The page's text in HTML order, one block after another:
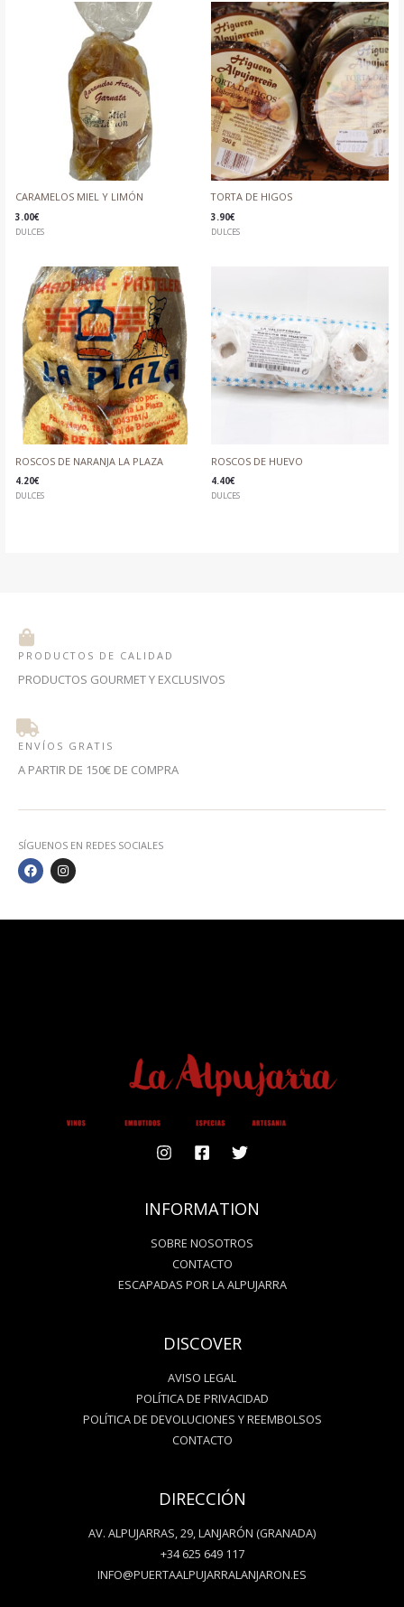
CARAMELOS MIEL Y LIMÓN
3.00€
DULCES
TORTA DE HIGOS
3.90€
DULCES
ROSCOS DE NARANJA LA PLAZA
4.20€
DULCES
ROSCOS DE HUEVO
4.40€
DULCES
PRODUCTOS DE CALIDAD
PRODUCTOS GOURMET Y EXCLUSIVOS
ENVÍOS GRATIS
A PARTIR DE 150€ DE COMPRA
SÍGUENOS EN REDES SOCIALES
F
A
C
I
N
S
INFORMATION
SOBRE NOSOTROS
CONTACTO
ESCAPADAS POR LA ALPUJARRA
DISCOVER
AVISO LEGAL
POLÍTICA DE PRIVACIDAD
POLÍTICA DE DEVOLUCIONES Y REEMBOLSOS
CONTACTO
DIRECCIÓN
AV. ALPUJARRAS, 29, LANJARÓN (GRANADA)
+34 625 649 117
INFO@PUERTAALPUJARRALANJARON.ES